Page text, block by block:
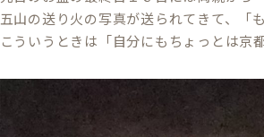
五山の送り火の写真が送られてきて、「
こういうときは「自分にもちょっとは